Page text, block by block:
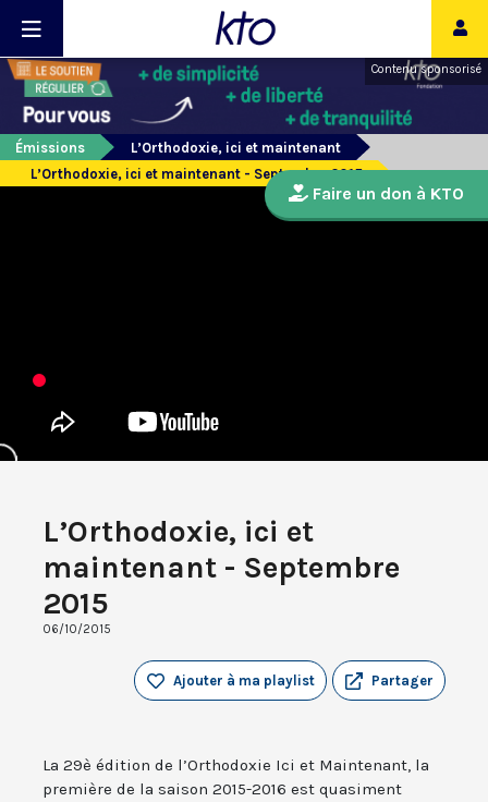
Contenu sponsorisé
Émissions
L’Orthodoxie, ici et maintenant
L’Orthodoxie, ici et maintenant - Septembre 2015
L’Orthodoxie, ici et
maintenant - Septembre
2015
06/10/2015
Partager
Ajouter à ma playlist
La 29è édition de l’Orthodoxie Ici et Maintenant, la
première de la saison 2015-2016 est quasiment
Faire un don à KTO